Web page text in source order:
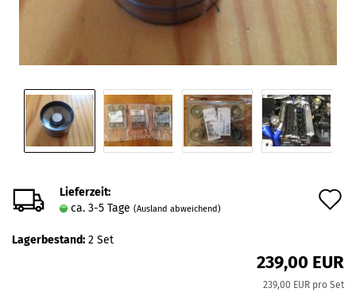
Lieferzeit:
ca. 3-5 Tage (Ausland abweichend)
Lagerbestand: 2 Set
239,00 EUR
239,00 EUR pro Set